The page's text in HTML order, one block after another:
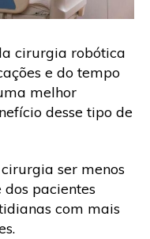
cirurgia robótica
e do tempo
melhor
desse tipo de
ser menos
pacientes
com mais